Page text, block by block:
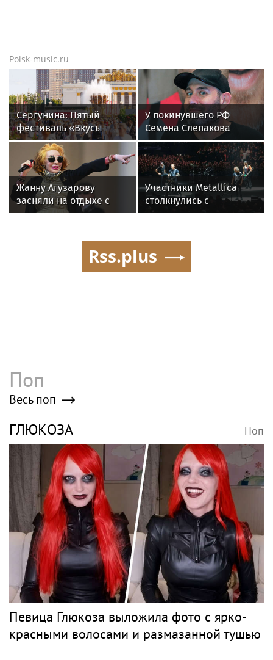
Poisk-music.ru
Сергунина: Пятый
фестиваль «Вкусы
России» пройдет в
Москве 13–23 августа
У покинувшего РФ
Семена Слепакова
нашли еще две
квартиры в Москве
Жанну Агузарову
засняли на отдыхе с
22‑летним другом
Участники Metallica
столкнулись с
неизлечимым
Rss.plus
Поп
Весь поп
ГЛЮКОЗА Поп
Певица Глюкоза выложила фото с ярко-
красными волосами и размазанной тушью